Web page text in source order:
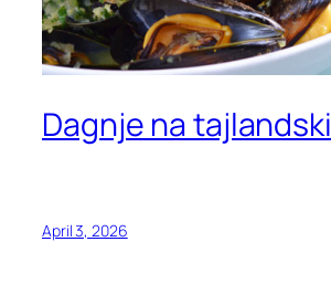
Dagnje na tajlandski
April 3, 2026